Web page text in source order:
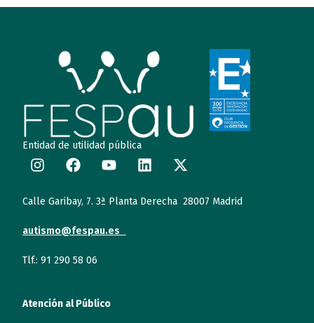
Entidad de utilidad pública
Calle Garibay, 7. 3ª Planta Derecha 28007 Madrid
autismo@fespau.es
Tlf.: 91 290 58 06
Atención al Público